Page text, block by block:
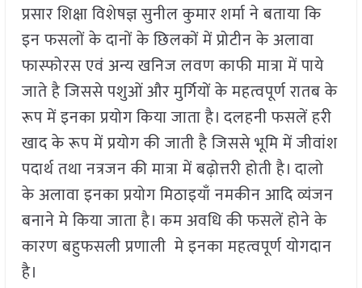
प्रसार शिक्षा विशेषज्ञ सुनील कुमार शर्मा ने बताया कि
इन फसलों के दानों के छिलकों में प्रोटीन के अलावा
फास्फोरस एवं अन्य खनिज लवण काफी मात्रा में पाये
जाते है जिससे पशुओं और मुर्गियों के महत्वपूर्ण रातब के
रूप में इनका प्रयोग किया जाता है। दलहनी फसलें हरी
खाद के रूप में प्रयोग की जाती है जिससे भूमि में जीवांश
पदार्थ तथा नत्रजन की मात्रा में बढ़ोत्तरी होती है। दालो
के अलावा इनका प्रयोग मिठाइयाँनमकीन आदि व्यंजन
बनाने मे किया जाता है। कम अवधि की फसलें होने के
कारण बहुफसली प्रणाली मे इनका महत्वपूर्ण योगदान
है।